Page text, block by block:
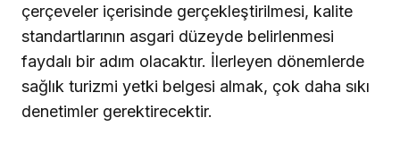
çerçeveler içerisinde gerçekleştirilmesi, kalite
standartlarının asgari düzeyde belirlenmesi
faydalı bir adım olacaktır. İlerleyen dönemlerde
sağlık turizmi yetki belgesi almak, çok daha sıkı
denetimler gerektirecektir.